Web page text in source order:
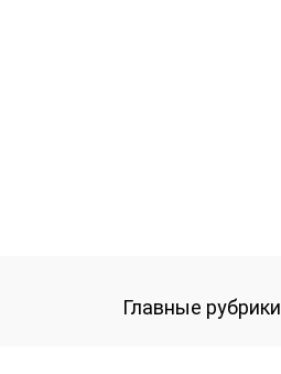
Главные рубрики